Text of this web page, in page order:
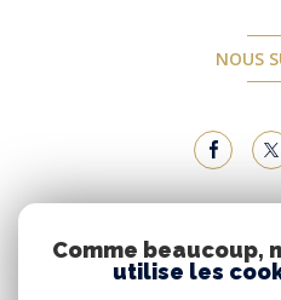
NOUS
NOUS
Comme beaucoup,
utilise les